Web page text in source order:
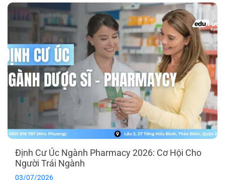
Định Cư Úc Ngành Pharmacy 2026: Cơ Hội Cho
Người Trái Ngành
03/07/2026